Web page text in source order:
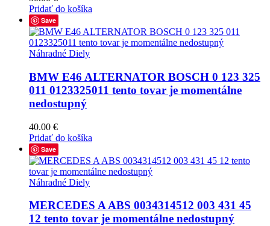
Pridať do košíka
Save
Náhradné Diely
BMW E46 ALTERNATOR BOSCH 0 123 325
011 0123325011 tento tovar je momentálne
nedostupný
40.00 €
Pridať do košíka
Save
Náhradné Diely
MERCEDES A ABS 0034314512 003 431 45
12 tento tovar je momentálne nedostupný